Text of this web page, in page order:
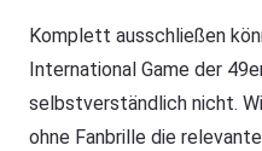
Komplett ausschließen
International Game der
selbstverständlich nicht.
ohne Fanbrille die